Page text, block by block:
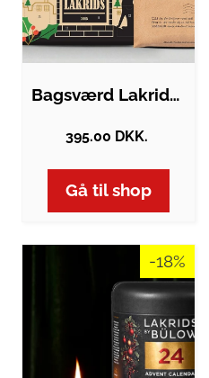
Bagsværd Lakrids julekalender 2025 +…
395.00 DKK.
Gå til shop
-18%